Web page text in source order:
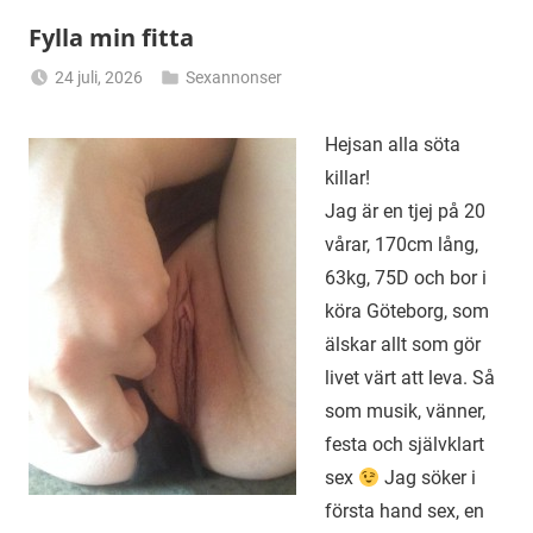
Fylla min fitta
24 juli, 2026
Sexannonser
Hejsan alla söta
killar!
Jag är en tjej på 20
vårar, 170cm lång,
63kg, 75D och bor i
köra Göteborg, som
älskar allt som gör
livet värt att leva. Så
som musik, vänner,
festa och självklart
sex
Jag söker i
första hand sex, en